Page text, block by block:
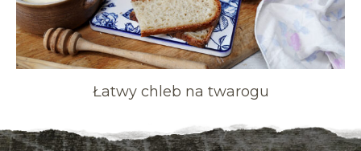
Łatwy chleb na twarogu